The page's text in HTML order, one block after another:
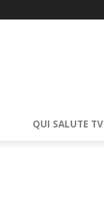
QUI SALUTE TV